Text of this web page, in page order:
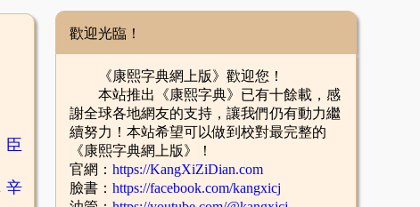
臣
辛
歡迎光臨！
《康熙字典網上版》歡迎您！
本站推出《康熙字典》已有十餘載，感
謝全球各地網友的支持，讓我們仍有動力繼
續努力！本站希望可以做到校對最完整的
《康熙字典網上版》！
官網： https://KangXiZiDian.com
臉書： https://facebook.com/kangxicj